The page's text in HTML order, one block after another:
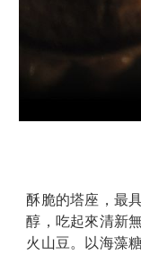
酥脆的塔座，最
醇，吃起來清新
火山豆。以海藻